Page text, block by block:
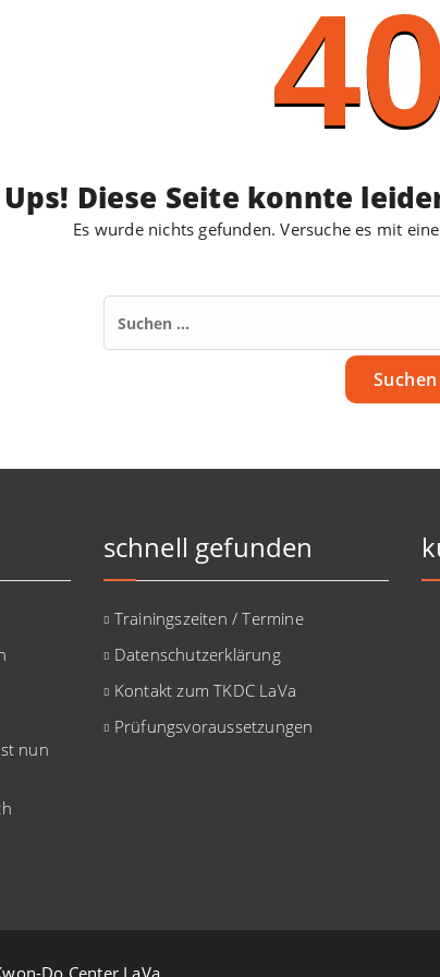
Ups! Diese Seite konnte
Es wurde nichts gefunden. Versuche es mit
nun
schnell gefunden
Trainingszeiten / Termine
Datenschutzerklärung
Kontakt zum TKDC LaVa
Prüfungsvoraussetzungen
Do Center LaVa